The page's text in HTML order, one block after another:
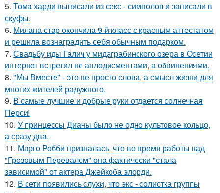
5. Тома харди выписали из секс - символов и записали в
скуфы.
6. Милана стар окончила 9-й класс с красным аттестатом
и решила вознаградить себя обычным подарком.
7. Свадьбу иды Галич у мидаграбинского озера в Осетии
интернет встретил не аплодисментами, а обвинениями.
8. "Мы Вместе" - это не просто слова, а смысл жизни для
многих жителей радужного.
9. В самые лучшие и добрые руки отдается солнечная
Перси!
10. У принцессы Дианы было не одно культовое кольцо,
а сразу два.
11. Марго Робби призналась, что во время работы над
"Грозовым Перевалом" она фактически "стала
зависимой" от актера Джейкоба элорди.
12. В сети появились слухи, что экс - солистка группы